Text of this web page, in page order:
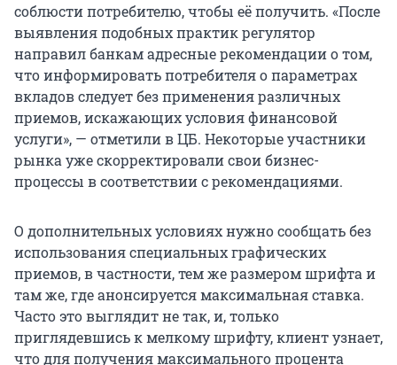
соблюсти потребителю, чтобы её получить. «После
выявления подобных практик регулятор
направил банкам адресные рекомендации о том,
что информировать потребителя о параметрах
вкладов следует без применения различных
приемов, искажающих условия финансовой
услуги», — отметили в ЦБ. Некоторые участники
рынка уже скорректировали свои бизнес-
процессы в соответствии с рекомендациями.
О дополнительных условиях нужно сообщать без
использования специальных графических
приемов, в частности, тем же размером шрифта и
там же, где анонсируется максимальная ставка.
Часто это выглядит не так, и, только
приглядевшись к мелкому шрифту, клиент узнает,
что для получения максимального процента